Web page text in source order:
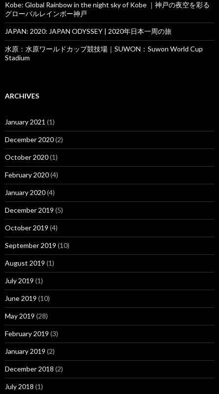
Kobe: Global Rainbow in the night sky of Kobe ｜神戸の夜空を彩る
グローバルレインボー神戸
JAPAN: 2020: JAPAN ODYSSEY | 2020年日本一周の旅
水原：水原ワールドカップ競技場｜SUWON：Suwon World Cup
Stadium
ARCHIVES
January 2021 (1)
December 2020(2)
October 2020(1)
February 2020(4)
January 2020(4)
December 2019 (5)
October 2019 (4)
September 2019 (10)
August 2019 (1)
July 2019 (1)
June 2019 (10)
May 2019 (28)
February 2019 (3)
January 2019 (2)
December 2018 (2)
July 2018 (1)